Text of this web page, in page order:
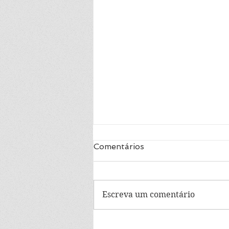
Romeu e Julieta -
Shakespeare
Comentários
Escreva um comentário